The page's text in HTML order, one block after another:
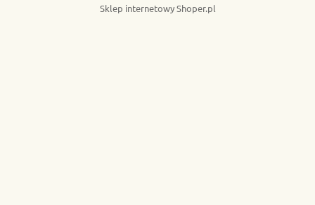
Sklep internetowy Shoper.pl